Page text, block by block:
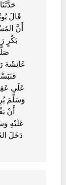
قَالَ
أَنَّ
بَكْرٍ
عَائِشَةَ
عَلَى
وَسَلَّمَ
أَنْ
عَلَيْهِ
دَخَلَ